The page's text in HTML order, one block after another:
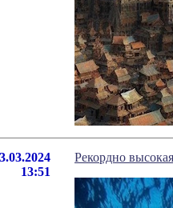
13:51
Рекордно